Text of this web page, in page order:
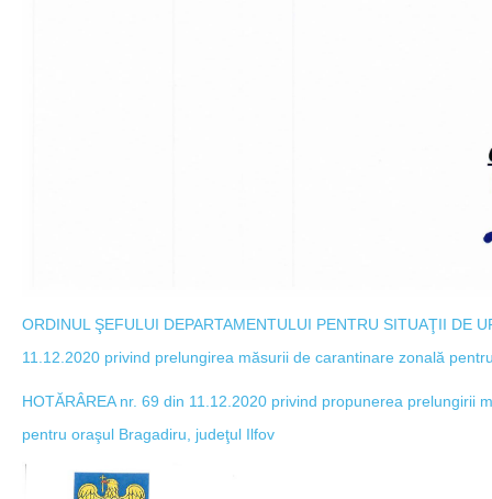
ORDINUL ŞEFULUI DEPARTAMENTULUI PENTRU SITUAŢII DE
11.12.2020 privind prelungirea măsurii de carantinare zonală
HOTĂRÂREA nr. 69 din 11.12.2020 privind propunerea prelungirii
pentru oraşul Bragadiru, judeţul Ilfov